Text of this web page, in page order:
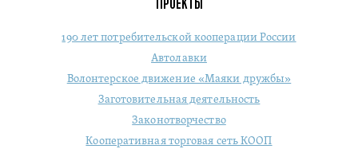
190 лет потребительской кооперации России
Автолавки
Волонтерское движение «Маяки дружбы»
Заготовительная деятельность
Законотворчество
Кооперативная торговая сеть КООП